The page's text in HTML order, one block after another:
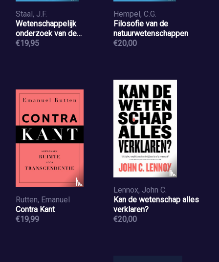
Staal, J.F.
Wetenschappelijk
onderzoek van de
mystiek
€19,95
Hempel, C.G.
Filosofie van de
natuurwetenschappen
€20,00
Rutten, Emanuel
Contra Kant
€19,99
Lennox, John C.
Kan de wetenschap alles
verklaren?
€20,00